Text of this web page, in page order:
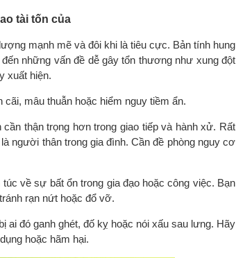
tài tốn của
mạnh mẽ và đôi khi là tiêu cực. Bản tính hung
những vấn đề dễ gây tổn thương như xung đột
xuất hiện.
mâu thuẫn hoặc hiểm nguy tiềm ẩn.
cần thận trọng hơn trong giao tiếp và hành xử. Rất
người thân trong gia đình. Cần đề phòng nguy cơ
về sự bất ổn trong gia đạo hoặc công việc. Bạn
rạn nứt hoặc đổ vỡ.
ai đó ganh ghét, đố kỵ hoặc nói xấu sau lưng. Hãy
hoặc hãm hại.